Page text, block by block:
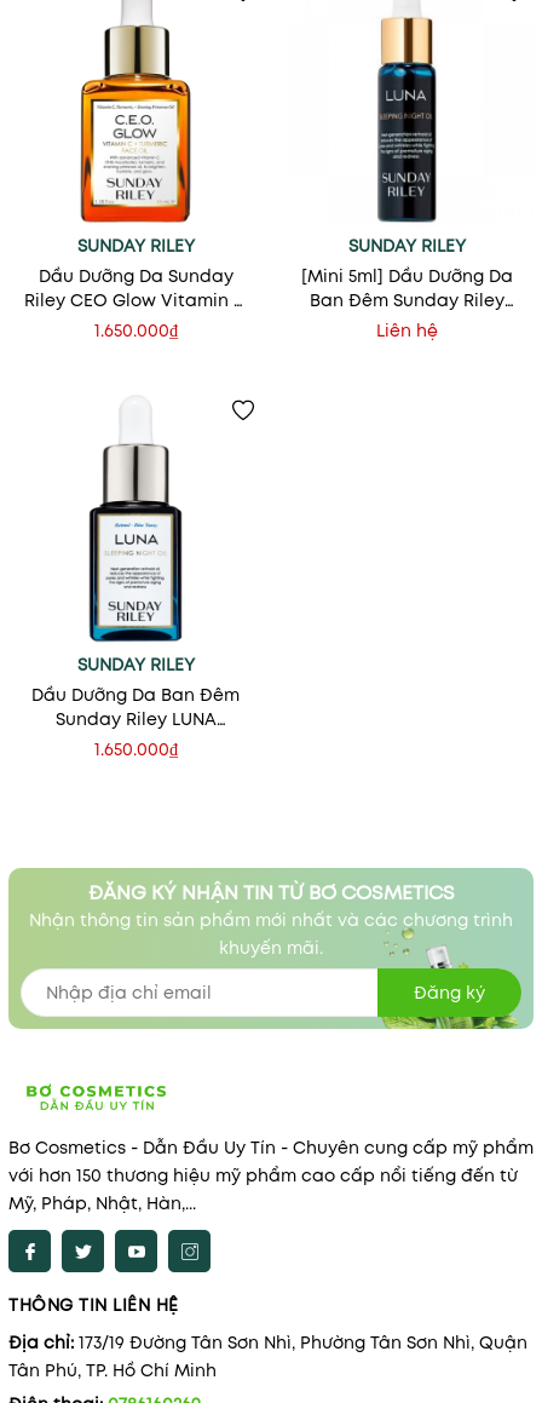
SUNDAY RILEY
Dầu Dưỡng Da Sunday
Riley CEO Glow Vitamin C
+ Turmeric Face Oil
1.650.000₫
SUNDAY RILEY
[Mini 5ml] Dầu Dưỡng Da
Ban Đêm Sunday Riley
LUNA Sleeping Night Oil
Liên hệ
SUNDAY RILEY
Dầu Dưỡng Da Ban Đêm
Sunday Riley LUNA
Sleeping Night Oil
1.650.000₫
ĐĂNG KÝ NHẬN TIN TỪ BƠ COSMETICS
Nhận thông tin sản phẩm mới nhất và các chương trình
khuyến mãi.
Đăng ký
Bơ Cosmetics - Dẫn Đầu Uy Tín - Chuyên cung cấp mỹ phẩm
với hơn 150 thương hiệu mỹ phẩm cao cấp nổi tiếng đến từ
Mỹ, Pháp, Nhật, Hàn,...
THÔNG TIN LIÊN HỆ
Địa chỉ: 173/19 Đường Tân Sơn Nhì, Phường Tân Sơn Nhì, Quận
Tân Phú, TP. Hồ Chí Minh